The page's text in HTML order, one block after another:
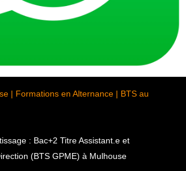
| Formations en Alternance | BTS au
: Bac+2 Titre Assistant.e et
(BTS GPME) à Mulhouse